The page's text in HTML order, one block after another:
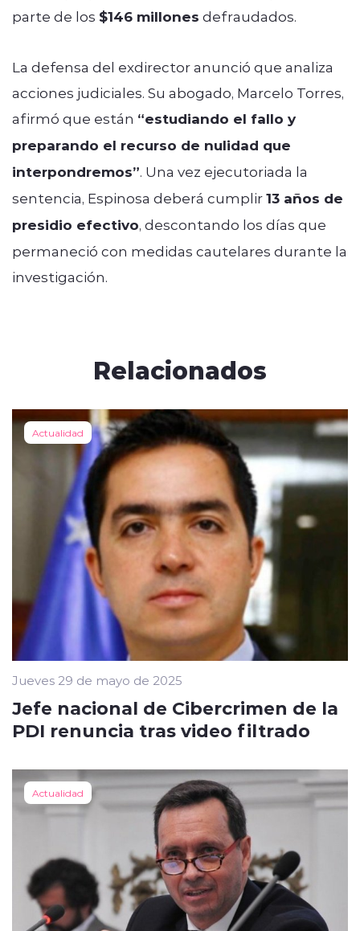
parte de los $146 millones defraudados.
La defensa del exdirector anunció que analiza
acciones judiciales. Su abogado, Marcelo Torres,
afirmó que están “estudiando el fallo y
preparando el recurso de nulidad que
interpondremos”. Una vez ejecutoriada la
sentencia, Espinosa deberá cumplir13 años de
presidio efectivo, descontando los días que
permaneció con medidas cautelares durante la
investigación.
Relacionados
Actualidad
Jueves 29 de mayo de 2025
Jefe nacional de Cibercrimen de la
PDI renuncia tras video filtrado
Actualidad